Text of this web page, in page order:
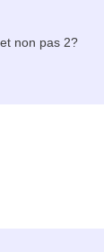
non pas 2?